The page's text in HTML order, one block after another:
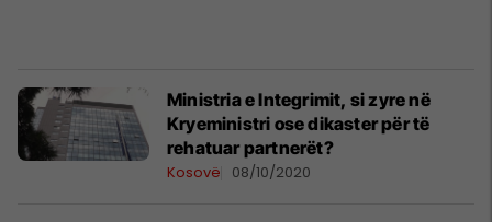
Ministria e Integrimit, si zyre në
Kryeministri ose dikaster për të
rehatuar partnerët?
Kosovë 08/10/2020